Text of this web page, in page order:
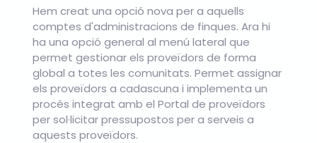
Hem creat una opció nova per a aquells
comptes d'administracions de finques. Ara hi
ha una opció general al menú lateral que
permet gestionar els proveïdors de forma
global a totes les comunitats. Permet assignar
els proveïdors a cadascuna i implementa un
procés integrat amb el Portal de proveïdors
per sol·licitar pressupostos per a serveis a
aquests proveïdors.